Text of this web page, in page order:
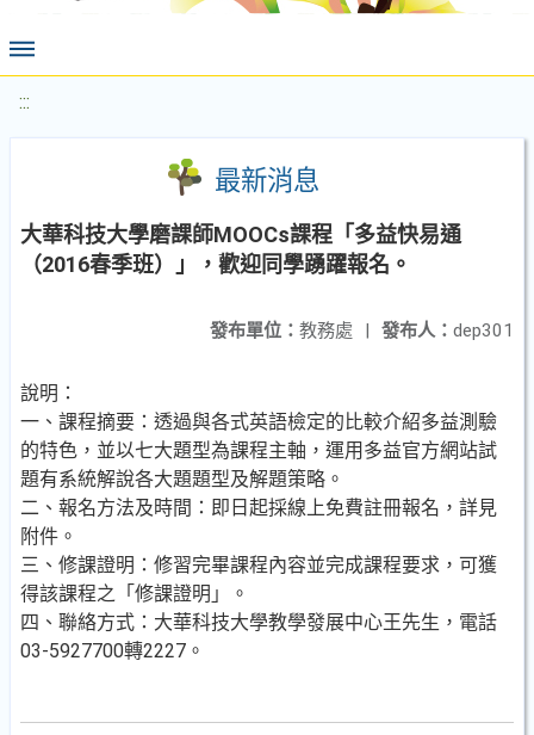
:::
最新消息
大華科技大學磨課師MOOCs課程「多益快易通
（2016春季班）」，歡迎同學踴躍報名。
發布人： dep301
發布單位： 教務處 |
說明：
一、課程摘要：透過與各式英語檢定的比較介紹多益測驗
的特色，並以七大題型為課程主軸，運用多益官方網站試
題有系統解說各大題題型及解題策略。
二、報名方法及時間：即日起採線上免費註冊報名，詳見
附件。
三、修課證明：修習完畢課程內容並完成課程要求，可獲
得該課程之「修課證明」。
四、聯絡方式：大華科技大學教學發展中心王先生，電話
03-5927700轉2227。